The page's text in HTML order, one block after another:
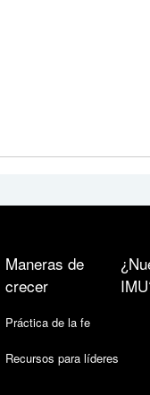
Maneras de
crecer
Práctica de la fe
Recursos para líderes